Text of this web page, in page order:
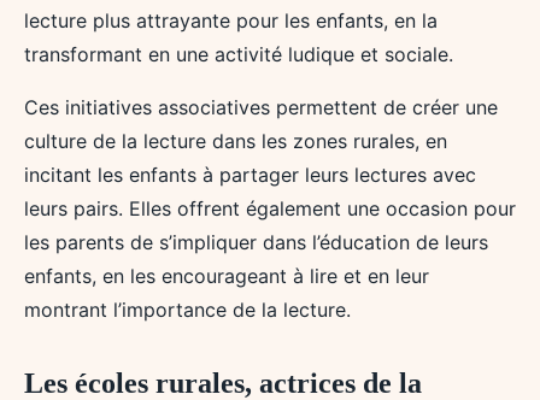
lecture plus attrayante pour les enfants, en la
transformant en une activité ludique et sociale.
Ces initiatives associatives permettent de créer une
culture de la lecture dans les zones rurales, en
incitant les enfants à partager leurs lectures avec
leurs pairs. Elles offrent également une occasion pour
les parents de s’impliquer dans l’éducation de leurs
enfants, en les encourageant à lire et en leur
montrant l’importance de la lecture.
Les écoles rurales, actrices de la